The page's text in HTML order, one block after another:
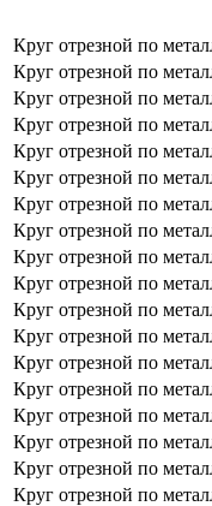
Круг отрезной по
Круг отрезной по
Круг отрезной по
Круг отрезной по
Круг отрезной по
Круг отрезной по
Круг отрезной по
Круг отрезной по
Круг отрезной по
Круг отрезной по
Круг отрезной по
Круг отрезной по
Круг отрезной по
Круг отрезной по
Круг отрезной по
Круг отрезной по
Круг отрезной по
Круг отрезной по